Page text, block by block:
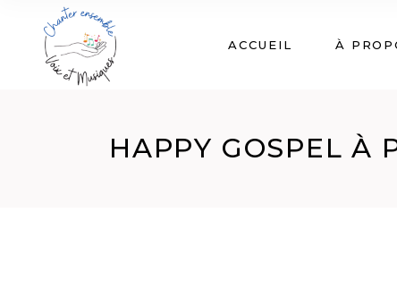
ACCUEIL À
HAPPY GOSPEL À